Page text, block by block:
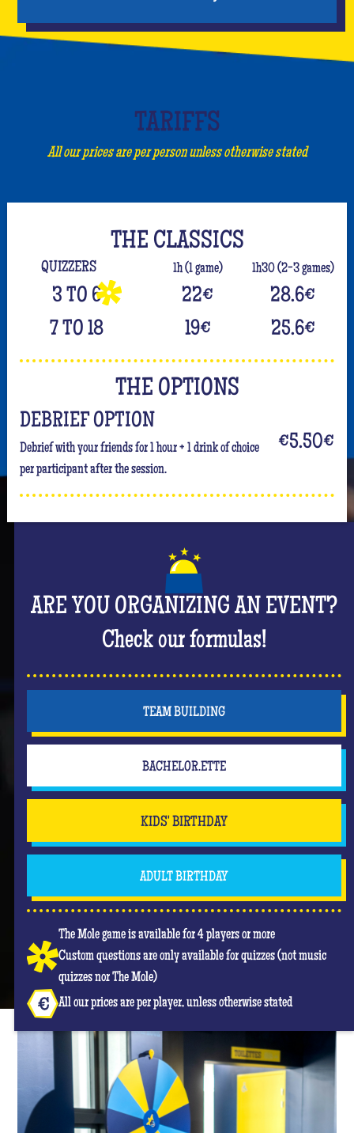
TARIFFS
All our prices are per person unless otherwise stated
THE CLASSICS
QUIZZERS 1h (1 game) 1h30 (2-3 games)
3 TO 6 22€ 28.6€
7 TO 18
19€ 25.6€
THE OPTIONS
DEBRIEF OPTION
Debrief with your friends for 1 hour + 1 drink of choice
per participant after the session.
€5.50€
ARE YOU ORGANIZING AN EVENT?
Check our formulas!
TEAM BUILDING
BACHELOR.ETTE
KIDS' BIRTHDAY
ADULT BIRTHDAY
The Mole game is available for 4 players or more
Custom questions are only available for quizzes (not music
quizzes nor The Mole)
All our prices are per player, unless otherwise stated